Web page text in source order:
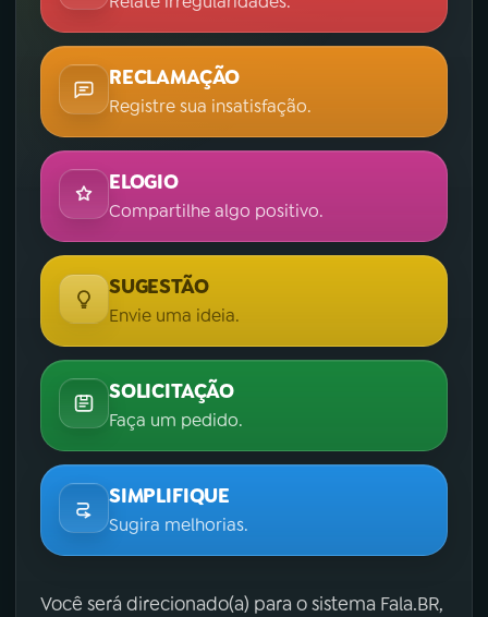
RECLAMAÇÃO
Registre sua insatisfação.
ELOGIO
Compartilhe algo positivo.
SUGESTÃO
Envie uma ideia.
SOLICITAÇÃO
Faça um pedido.
SIMPLIFIQUE
Sugira melhorias.
Você será direcionado(a) para o sistema Fala.BR,